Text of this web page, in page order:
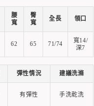
腰
寬
臀
寬
全長 領口
62 65 71/74
寬14/
深7
彈性情況 建議洗滌
有彈性 手洗乾洗